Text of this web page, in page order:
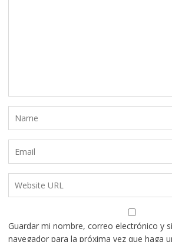
Guardar mi nombre, correo electrónico y
navegador para la próxima vez que haga